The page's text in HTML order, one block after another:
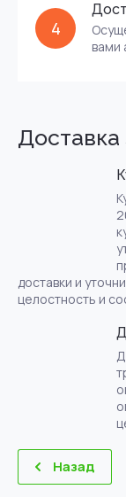
4
вами
Доставка
доставки и
целостность и
Назад